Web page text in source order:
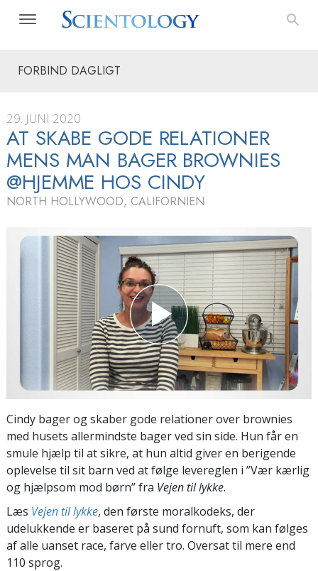
FORBIND DAGLIGT
29. JUNI 2020
AT SKABE GODE RELATIONER
MENS MAN BAGER BROWNIES
@HJEMME HOS CINDY
NORTH HOLLYWOOD, CALIFORNIEN
Cindy bager og skaber gode relationer over brownies
med husets allermindste bager ved sin side. Hun får en
smule hjælp til at sikre, at hun altid giver en berigende
oplevelse til sit barn ved at følge levereglen i ”Vær kærlig
og hjælpsom mod børn” fra Vejen til lykke.
Læs Vejen til lykke, den første moralkodeks, der
udelukkende er baseret på sund fornuft, som kan følges
af alle uanset race, farve eller tro. Oversat til mere end
110 sprog.